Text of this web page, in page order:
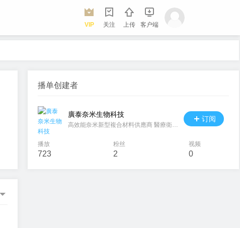
VIP 关注 上传 客户端
播单创建者
廣泰奈米生物科技
高效能奈米新型複合材料供應商 醫療衛生器材供應商 光伏面板維護顧問 柑橘黃龍病防治顧問 鹽鹼地農業技術顧問 微生物培养剂供應商
订阅
播放
723
粉丝
2
视频
0